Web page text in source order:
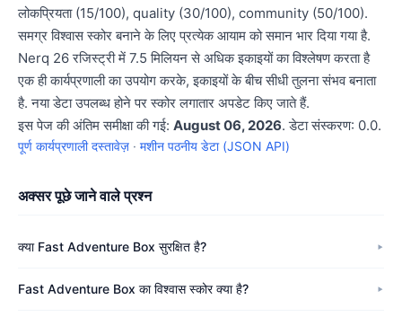
लोकप्रियता (15/100), quality (30/100), community (50/100).
समग्र विश्वास स्कोर बनाने के लिए प्रत्येक आयाम को समान भार दिया गया है.
Nerq 26 रजिस्ट्री में 7.5 मिलियन से अधिक इकाइयों का विश्लेषण करता है
एक ही कार्यप्रणाली का उपयोग करके, इकाइयों के बीच सीधी तुलना संभव बनाता
है. नया डेटा उपलब्ध होने पर स्कोर लगातार अपडेट किए जाते हैं.
इस पेज की अंतिम समीक्षा की गई: August 06, 2026. डेटा संस्करण: 0.0.
पूर्ण कार्यप्रणाली दस्तावेज़ · मशीन पठनीय डेटा (JSON API)
अक्सर पूछे जाने वाले प्रश्न
क्या Fast Adventure Box सुरक्षित है?
Fast Adventure Box का विश्वास स्कोर क्या है?